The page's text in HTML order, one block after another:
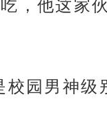
，他这家
园男神级